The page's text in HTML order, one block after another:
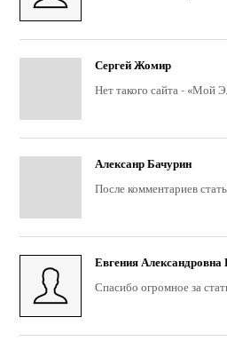
Сергей Жомир
Нет такого сайта - «Мой
Алексанр Бачурин
После комментариев
Евгения Александровна
Спасибо огромное за